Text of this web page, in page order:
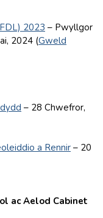
2023 – Pwyllgor
2024 (Gweld
– 28 Chwefror,
a Rennir – 20
ac Aelod Cabinet